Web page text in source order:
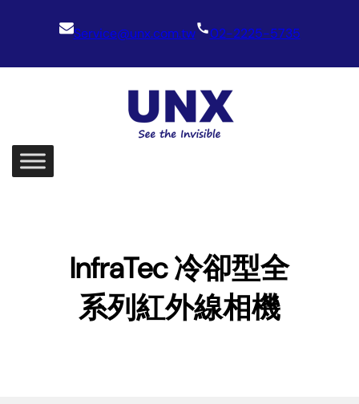
Service@unx.com.tw 02-2225-5735
InfraTec 冷卻型全
系列紅外線相機